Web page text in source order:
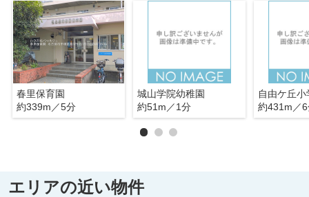
春里保育園
約339m／5分
城山学院幼稚園
約51m／1分
自由ケ丘小
約431m／
エリアの近い物件